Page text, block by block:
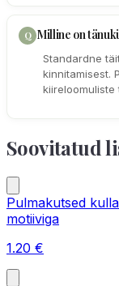
Milline on
Standardne
kinnitamisest.
kiireloomuliste
Soovitatud
Pulmakutsed
motiiviga
1.20 €